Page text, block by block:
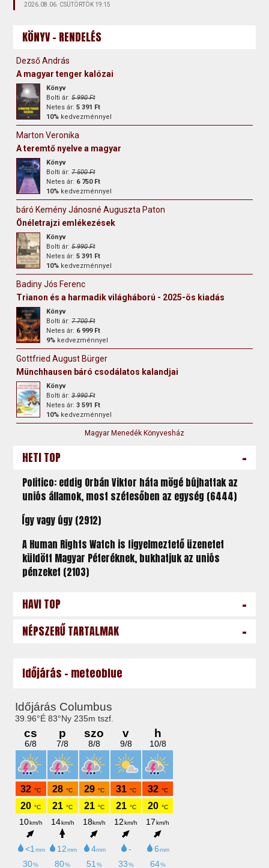
2026.08.06. CSÜTÖRTÖK 19:15
KÖNYV - RENDELÉS
Dezső András
A magyar tenger kalózai
Könyv
Bolti ár:5 990 Ft
Netes ár:5 391 Ft
10% kedvezménnyel
Marton Veronika
A teremtő nyelve a magyar
Könyv
Bolti ár:7 500 Ft
Netes ár: 6 750 Ft
10% kedvezménnyel
báró Kemény Jánosné Auguszta Paton
Önéletrajzi emlékezések
Könyv
Bolti ár:5 990 Ft
Netes ár:5 391 Ft
10% kedvezménnyel
Badiny Jós Ferenc
Trianon és a harmadik világháború - 2025-ös kiadás
Könyv
Bolti ár:7 700 Ft
Netes ár: 6 999 Ft
9% kedvezménnyel
Gottfried August Bürger
Münchhausen báró csodálatos kalandjai
Könyv
Bolti ár:3 990 Ft
Netes ár:3 591 Ft
10% kedvezménnyel
Magyar Menedék Könyvesház
HETI TOP -
Politico: eddig Orbán Viktor háta mögé bújhattak az
uniós államok, most szétesőben az egység (6444)
Így vagy úgy (2912)
A Human Rights Watch is figyelmeztető üzenetet
küldött Magyar Péteréknek, bukhatjuk az uniós
pénzeket (2103)
HAVI TOP -
NÉPSZERŰ TARTALMAK -
Időjárás - meteoblue